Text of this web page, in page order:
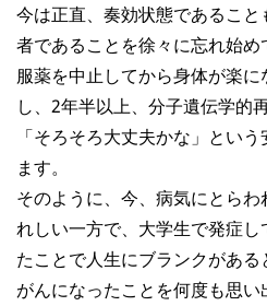
今は正直、奏効状態であるこ
者であることを徐々に忘れ始め
服薬を中止してから身体が楽
し、2年半以上、分子遺伝学的
「そろそろ大丈夫かな」とい
ます。
そのように、今、病気にとら
れしい一方で、大学生で発症
たことで人生にブランクがある
がんになったことを何度も思